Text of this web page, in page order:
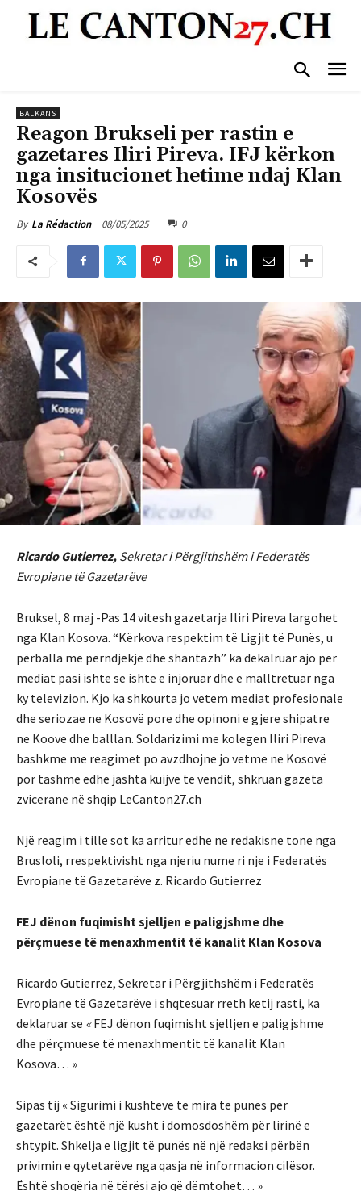
BALKANS
Reagon Brukseli per rastin e
gazetares Iliri Pireva. IFJ kërkon
nga insitucionet hetime ndaj Klan
Kosovës
By La Rédaction 08/05/2025 0
Ricardo Gutierrez, Sekretar i Përgjithshëm i Federatës
Evropiane të Gazetarëve
Bruksel, 8 maj -Pas 14 vitesh gazetarja Iliri Pireva largohet
nga Klan Kosova. “Kërkova respektim të Ligjit të Punës, u
përballa me përndjekje dhe shantazh” ka dekalruar ajo për
mediat pasi ishte se ishte e injoruar dhe e malltretuar nga
ky televizion. Kjo ka shkourta jo vetem mediat profesionale
dhe seriozae ne Kosovë pore dhe opinoni e gjere shipatre
ne Koove dhe balllan. Soldarizimi me kolegen Iliri Pireva
bashkme me reagimet po avzdhojne jo vetme ne Kosovë
por tashme edhe jashta kuijve te vendit, shkruan gazeta
zvicerane në shqip LeCanton27.ch
Një reagim i tille sot ka arritur edhe ne redakisne tone nga
Brusloli, rrespektivisht nga njeriu nume ri nje i Federatës
Evropiane të Gazetarëve z. Ricardo Gutierrez
FEJ dënon fuqimisht sjelljen e paligjshme dhe
përçmuese të menaxhmentit të kanalit Klan Kosova
Ricardo Gutierrez, Sekretar i Përgjithshëm i Federatës
Evropiane të Gazetarëve i shqtesuar rreth ketij rasti, ka
deklaruar se «FEJ dënon fuqimisht sjelljen e paligjshme
dhe përçmuese të menaxhmentit të kanalit Klan
Kosova… »
Sipas tij « Sigurimi i kushteve të mira të punës për
gazetarët është një kusht i domosdoshëm për lirinë e
shtypit. Shkelja e ligjit të punës në një redaksi përbën
privimin e qytetarëve nga qasja në informacion cilësor.
Është shoqëria në tërësi ajo që dëmtohet… »